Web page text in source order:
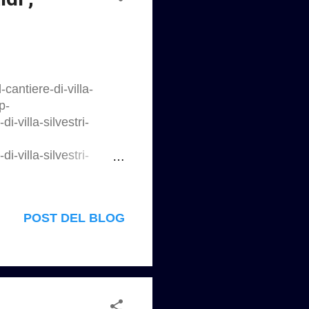
cantiere-di-villa-
villa-silvestri-
villa-silvestri-
mai visti prima
molte
a primo
POST DEL BLOG